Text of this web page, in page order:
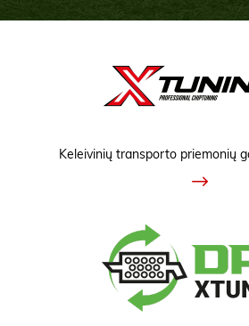
Keleivinių transporto priemonių